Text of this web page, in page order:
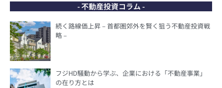
- 不動産投資コラム -
続く路線価上昇 – 首都圏郊外を賢く狙う不動産投資戦
略 –
フジHD騒動から学ぶ、企業における「不動産事業」
の在り方とは